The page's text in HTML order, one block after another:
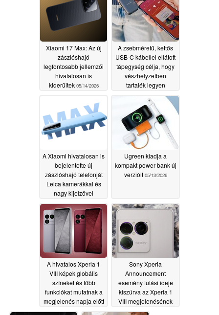
Xiaomi 17 Max: Az új
zászlóshajó
legfontosabb jellemzői
hivatalosan is
kiderültek 05/14/2026
A zsebméretű, kettős
USB-C kábellel ellátott
tápegység célja, hogy
vészhelyzetben
tartalék legyen
A Xiaomi hivatalosan is
bejelentette új
zászlóshajó telefonját
Leica kamerákkal és
nagy kijelzővel
05/13/2026
Ugreen kiadja a
kompakt power bank új
verzióit 05/13/2026
A hivatalos Xperia 1
VIII képek globális
színeket és főbb
funkciókat mutatnak a
megjelenés napja előtt
05/12/2026
Sony Xperia
Announcement
esemény futási ideje
kiszúrva az Xperia 1
VIII megjelenésének
előestéjén